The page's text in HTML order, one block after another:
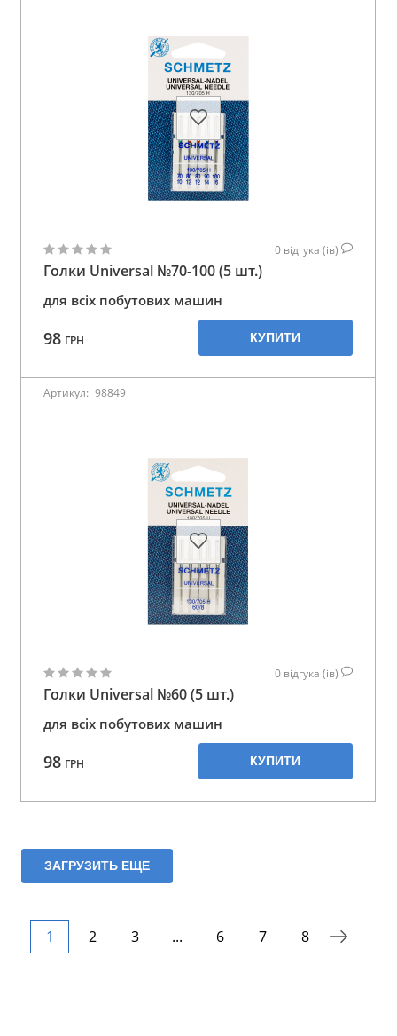
0 відгука (ів)
Голки Universal №70-100 (5 шт.)
для всіх побутових машин
98 ГРН КУПИТИ
Артикул: 98849
0 відгука (ів)
Голки Universal №60 (5 шт.)
для всіх побутових машин
98 ГРН КУПИТИ
ЗАГРУЗИТЬ ЕЩЕ
1 2 3 ... 6 7 8